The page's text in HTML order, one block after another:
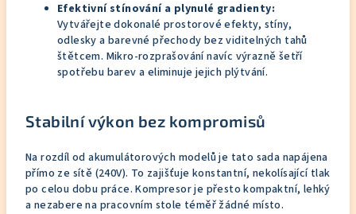
Efektivní stínování a plynulé gradienty:
Vytvářejte dokonalé prostorové efekty, stíny,
odlesky a barevné přechody bez viditelných tahů
štětcem. Mikro-rozprašování navíc výrazně šetří
spotřebu barev a eliminuje jejich plýtvání.
Stabilní výkon bez kompromisů
Na rozdíl od akumulátorových modelů je tato sada napájena
přímo ze sítě (240V). To zajišťuje konstantní, nekolísající tlak
po celou dobu práce. Kompresor je přesto kompaktní, lehký
a nezabere na pracovním stole téměř žádné místo.